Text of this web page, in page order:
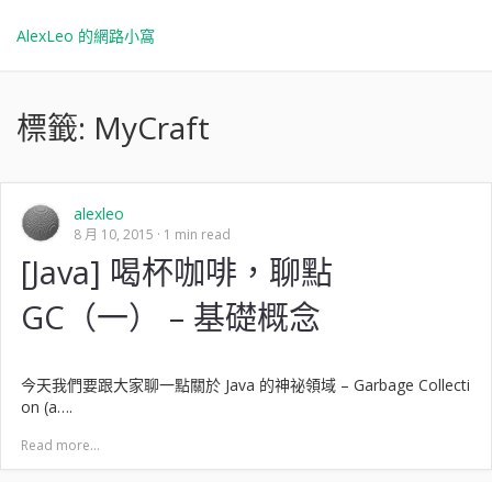
AlexLeo 的網路小窩
標籤: MyCraft
alexleo
8 月 10, 2015 1 min read
[Java] 喝杯咖啡，聊點
GC（一） – 基礎概念
今天我們要跟大家聊一點關於 Java 的神祕領域 – Garbage Collecti
on (a….
Read more...